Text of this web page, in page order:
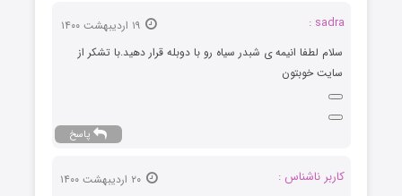
sadra :
سلام لطفا انیمه ی شبدر سیاه رو با دوبله قرار دهید.با تشکر از
سایت خوبتون
پاسخ
کاربر ناشناس :